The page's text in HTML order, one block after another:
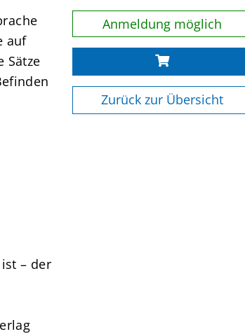
auf
Sätze
– der
Anmeldung möglich
Zurück zur Übersicht